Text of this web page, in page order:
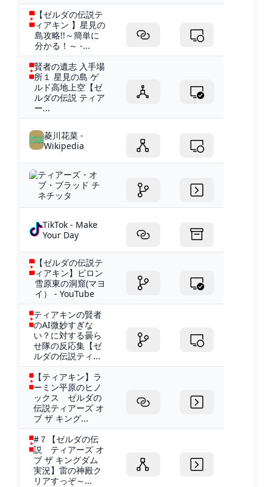
【ゼルダの伝説テ
ィアキン 】星見の
島攻略!!～簡単に
分かる！～ -...
賢者の遺志 入手場
所１ 星見の島 ゲ
ルド高地上空【ゼ
ルダの伝説 ティア
ー...
菱川花菜 -
Wikipedia
ティアーズ・オ
ブ・ブラッド チ
ネチッタ
TikTok - Make
Your Day
【ゼルダの伝説テ
ィアキン】ビロン
雪原東の洞窟(マヨ
イ） - YouTube
ティアキンの賢者
のAI微妙すぎな
い？に対する曇ら
せ隊の反応集【ゼ
ルダの伝説ティ...
【ティアキン】ラ
ーミン平原のヒノ
ックス ゼルダの
伝説ティアーズ オ
ブ ザ キング...
#７【ゼルダの伝
説 ティアーズ オ
ブ ザ キングダム
実況】雷の神殿ク
リアすっぞ～...